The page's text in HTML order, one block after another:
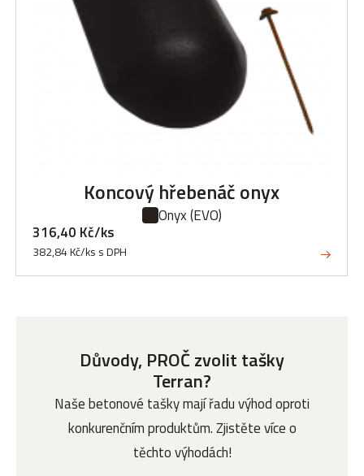
Koncový hřebenáč onyx
Onyx(EVO)
316,40 Kč/ks
382,84 Kč/ks s DPH
Důvody, PROČ zvolit tašky
Terran?
Naše betonové tašky mají řadu výhod oproti
konkurenčním produktům. Zjistěte více o
těchto výhodách!